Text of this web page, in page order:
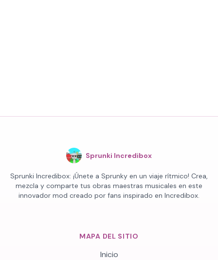
Sprunki Incredibox
Sprunki Incredibox: ¡Únete a Sprunky en un viaje rítmico! Crea,
mezcla y comparte tus obras maestras musicales en este
innovador mod creado por fans inspirado en Incredibox.
MAPA DEL SITIO
Inicio